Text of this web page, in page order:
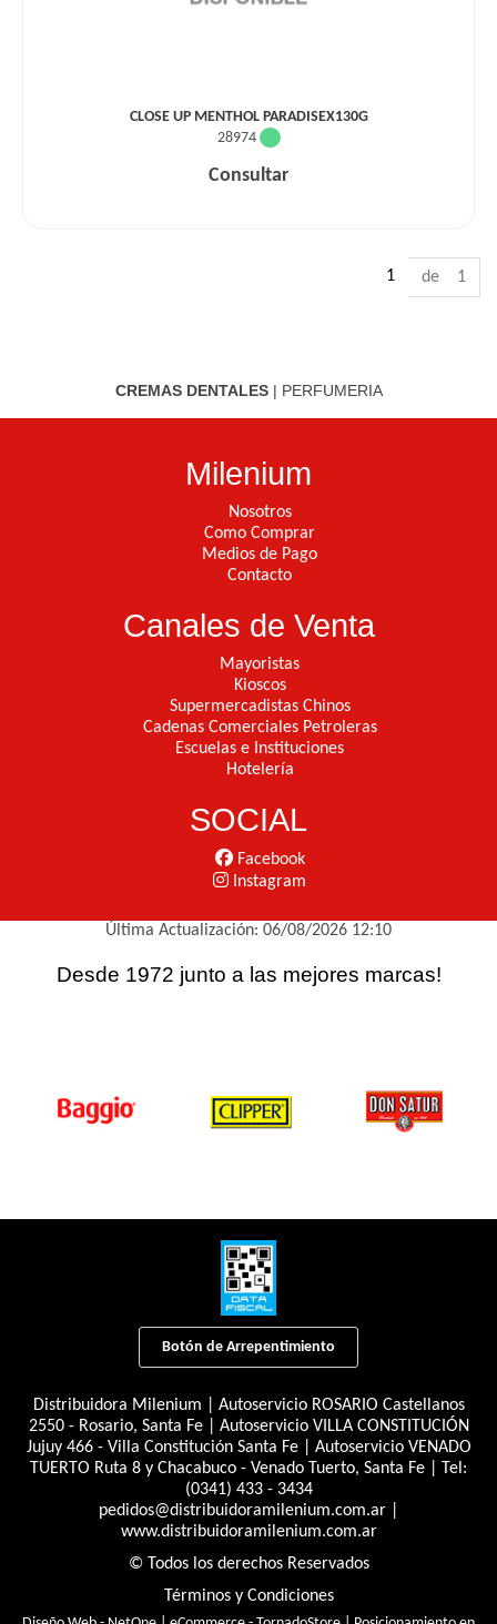
CLOSE UP MENTHOL PARADISEX130G
28974
Consultar
1 de 1
CREMAS DENTALES| PERFUMERIA
Milenium
Nosotros
Como Comprar
Medios de Pago
Contacto
Canales de Venta
Mayoristas
Kioscos
Supermercadistas Chinos
Cadenas Comerciales Petroleras
Escuelas e Instituciones
Hotelería
SOCIAL
Facebook
Instagram
Última Actualización: 06/08/2026 12:10
Desde 1972 junto a las mejores marcas!
Botón de Arrepentimiento
Distribuidora Milenium | Autoservicio ROSARIO Castellanos
2550 - Rosario, Santa Fe | Autoservicio VILLA CONSTITUCIÓN
Jujuy 466 - Villa Constitución Santa Fe | Autoservicio VENADO
TUERTO Ruta 8 y Chacabuco - Venado Tuerto, Santa Fe | Tel:
(0341) 433 - 3434
pedidos@distribuidoramilenium.com.ar
www.distribuidoramilenium.com.ar
© Todos los derechos Reservados
Términos y Condiciones